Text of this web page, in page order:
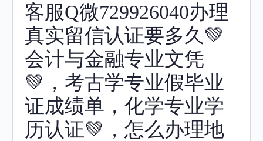
客服Q微729926040办理
真实留信认证要多久💚
会计与金融专业文凭
💚，考古学专业假毕业
证成绩单，化学专业学
历认证💚，怎么办理地